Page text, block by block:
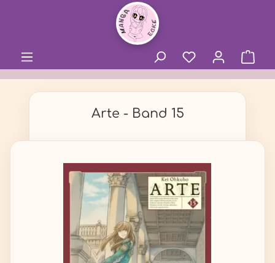
Arte - Band 15
Bildergalerie überspringen